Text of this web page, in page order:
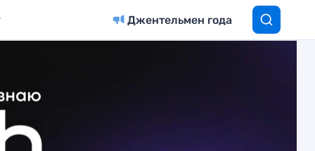
Джентельмен года